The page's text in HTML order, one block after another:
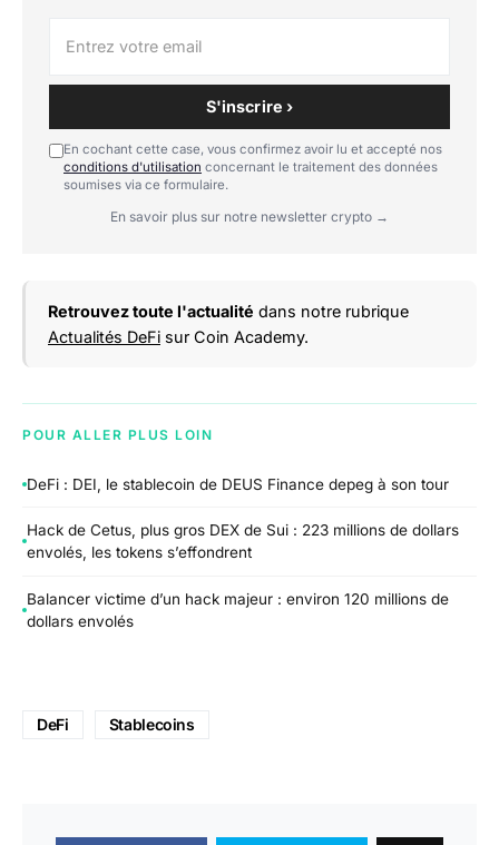
S'inscrire ›
En cochant cette case, vous confirmez avoir lu et accepté nos
conditions d'utilisation concernant le traitement des données
soumises via ce formulaire.
En savoir plus sur notre newsletter crypto →
Retrouvez toute l'actualité dans notre rubrique
Actualités DeFi sur Coin Academy.
POUR ALLER PLUS LOIN
DeFi : DEI, le stablecoin de DEUS Finance depeg à son tour
Hack de Cetus, plus gros DEX de Sui : 223 millions de dollars
envolés, les tokens s’effondrent
Balancer victime d’un hack majeur : environ 120 millions de
dollars envolés
DeFi Stablecoins